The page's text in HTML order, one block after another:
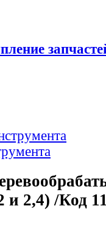
2,4) /Код